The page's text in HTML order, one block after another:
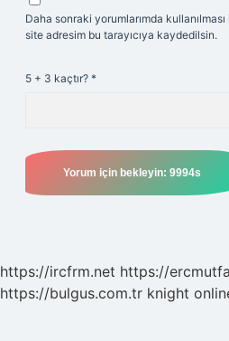
Daha sonraki yorumlarımda
site adresim bu tarayıcıya kaydedilsin.
5 + 3 kaçtır? *
https://ircfrm.net https://
https://bulgus.com.tr knight